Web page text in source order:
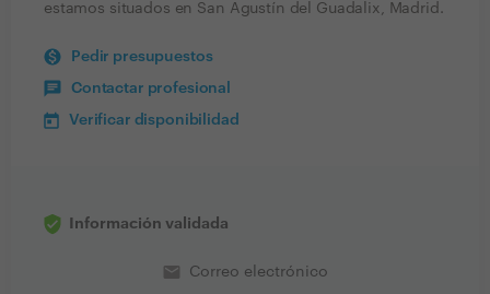
estamos situados en San Agustín del Guadalix, Madrid.
Pedir presupuestos
Contactar profesional
Verificar disponibilidad
Información validada
email Correo electrónico